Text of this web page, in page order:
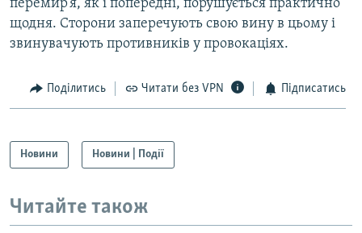
перемир’я, як і попередні, порушується практично
щодня. Сторони заперечують свою вину в цьому і
звинувачують противників у провокаціях.
Поділитись Читати без VPN Підписатись
Новини Новини | Події
Читайте також